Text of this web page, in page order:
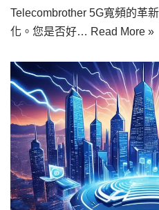
Telecombrother 5G寬頻的革
化。您是否好… Read More »